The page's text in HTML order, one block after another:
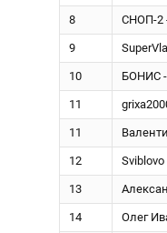
8 СНОП-2
9
10 БОНИС -
11
11
12 Sviblovo
13
14 Олег